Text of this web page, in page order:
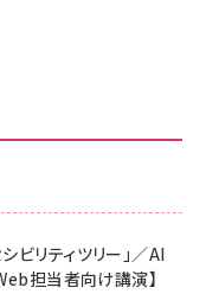
24号 No.2500増刊
道エンタメの矜持／
証5年 KLMEA128G
iPhone 17 用 保護フィ
(6.3インチ) 対応
証5年 KLMEA128G
Amazonロゴ - クラ
ビリティツリー」／AI
担当者向け講演】